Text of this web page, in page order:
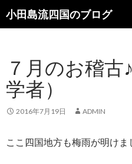
小田島流四国のブログ
検索
７月のお稽
学者）
2016年7月19日 ADMIN
ここ四国地方も梅雨が明けま